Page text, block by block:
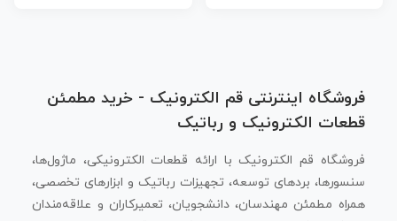
فروشگاه اینترنتی قم الکترونیک - خرید مطمئن
قطعات الکترونیک و رباتیک
فروشگاه قم الکترونیک با ارائه قطعات الکترونیکی، ماژول‌ها،
سنسورها، بردهای توسعه، تجهیزات رباتیک و ابزارهای تخصصی،
همراه مطمئن مهندسان، دانشجویان، تعمیرکاران و علاقه‌مندان